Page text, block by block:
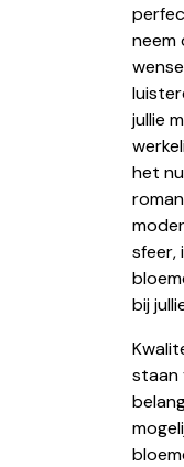
neem
jullie
het
sfeer,
bij
staan